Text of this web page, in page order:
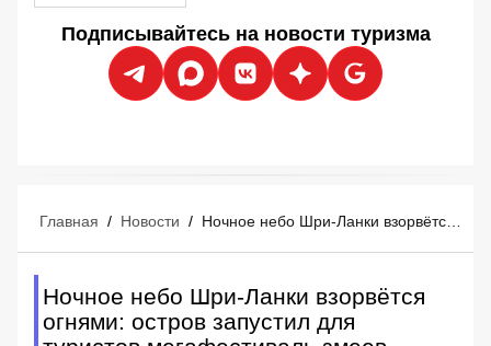
Подписывайтесь на новости туризма
Главная / Новости / Ночное небо Шри-Ланки взорвётся огнями: остров запустил для туристов мегафестиваль змеев
Ночное небо Шри-Ланки взорвётся
огнями: остров запустил для